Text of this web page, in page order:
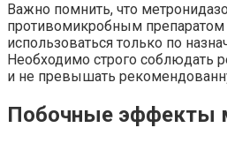
Важно помнить, что
противомикробным
использоваться только по
Необходимо строго соблюдать
и не превышать
Побочные эффекты